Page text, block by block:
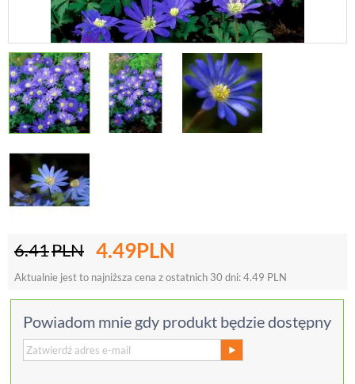
6.41PLN 4.49PLN
Aktualnie jest to najniższa cena z ostatnich 30 dni:4.49 PLN
Powiadom mnie gdy produkt będzie dostępny